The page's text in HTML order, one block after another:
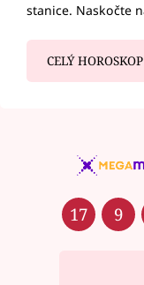
stanice. Naskočte
CELÝ
17 9